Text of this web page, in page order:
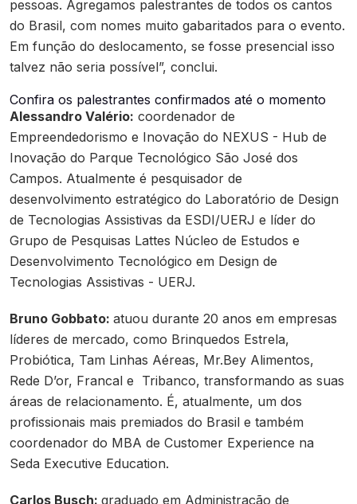
pessoas. Agregamos palestrantes de todos os cantos
do Brasil, com nomes muito gabaritados para o evento.
Em função do deslocamento, se fosse presencial isso
talvez não seria possível”, conclui.
Confira os palestrantes confirmados até o momento
Alessandro Valério: coordenador de
Empreendedorismo e Inovação do NEXUS - Hub de
Inovação do Parque Tecnológico São José dos
Campos. Atualmente é pesquisador de
desenvolvimento estratégico do Laboratório de Design
de Tecnologias Assistivas da ESDI/UERJ e líder do
Grupo de Pesquisas Lattes Núcleo de Estudos e
Desenvolvimento Tecnológico em Design de
Tecnologias Assistivas - UERJ.
Bruno Gobbato: atuou durante 20 anos em empresas
líderes de mercado, como Brinquedos Estrela,
Probiótica, Tam Linhas Aéreas, Mr.Bey Alimentos,
Rede D’or, Francal e Tribanco, transformando as suas
áreas de relacionamento. É, atualmente, um dos
profissionais mais premiados do Brasil e também
coordenador do MBA de Customer Experience na
Seda Executive Education.
Carlos Busch: graduado em Administração de